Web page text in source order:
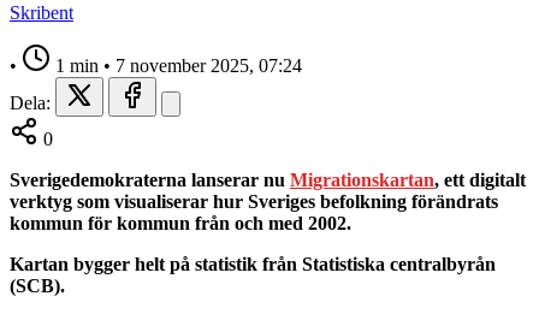
Skribent
• 1 min • 7 november 2025, 07:24
Dela:
0
Sverigedemokraterna lanserar nu Migrationskartan, ett digitalt
verktyg som visualiserar hur Sveriges befolkning förändrats
kommun för kommun från och med 2002.
Kartan bygger helt på statistik från Statistiska centralbyrån
(SCB).